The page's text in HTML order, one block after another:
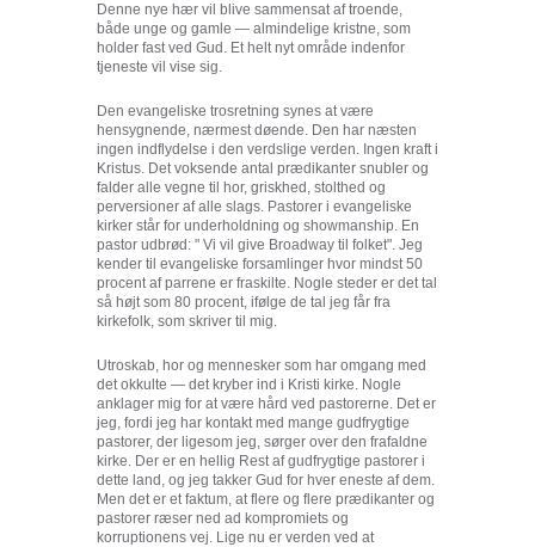
Denne nye hær vil blive sammensat af troende,
både unge og gamle — almindelige kristne, som
holder fast ved Gud. Et helt nyt område indenfor
tjeneste vil vise sig.
Den evangeliske trosretning synes at være
hensygnende, nærmest døende. Den har næsten
ingen indflydelse i den verdslige verden. Ingen kraft i
Kristus. Det voksende antal prædikanter snubler og
falder alle vegne til hor, griskhed, stolthed og
perversioner af alle slags. Pastorer i evangeliske
kirker står for underholdning og showmanship. En
pastor udbrød: " Vi vil give Broadway til folket". Jeg
kender til evangeliske forsamlinger hvor mindst 50
procent af parrene er fraskilte. Nogle steder er det tal
så højt som 80 procent, ifølge de tal jeg får fra
kirkefolk, som skriver til mig.
Utroskab, hor og mennesker som har omgang med
det okkulte — det kryber ind i Kristi kirke. Nogle
anklager mig for at være hård ved pastorerne. Det er
jeg, fordi jeg har kontakt med mange gudfrygtige
pastorer, der ligesom jeg, sørger over den frafaldne
kirke. Der er en hellig Rest af gudfrygtige pastorer i
dette land, og jeg takker Gud for hver eneste af dem.
Men det er et faktum, at flere og flere prædikanter og
pastorer ræser ned ad kompromiets og
korruptionens vej. Lige nu er verden ved at